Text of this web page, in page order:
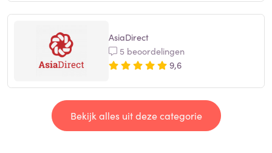
AsiaDirect
5 beoordelingen
9,6
Bekijk alles uit deze categorie